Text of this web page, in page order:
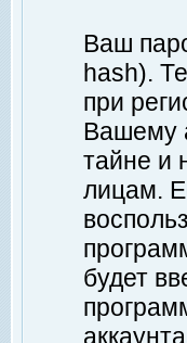
Ваш
hash).
при
Вашему
тайне и
лицам.
будет